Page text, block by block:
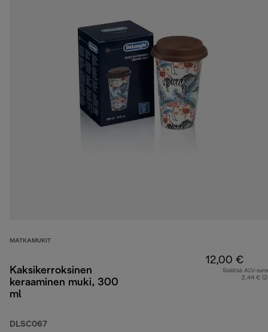
MATKAMUKIT
Kaksikerroksinen
keraaminen muki, 300
ml
DLSC067
12,00 €
Sisältää ALV-
2,44 €